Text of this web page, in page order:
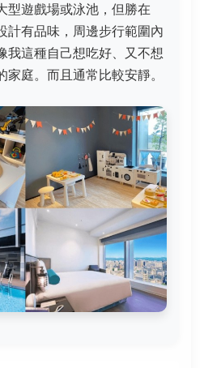
型遊戲場或泳池，但勝在
計有品味，周邊步行範圍內
我這種自己想吃好、又不想
庭。而且通常比較安靜。